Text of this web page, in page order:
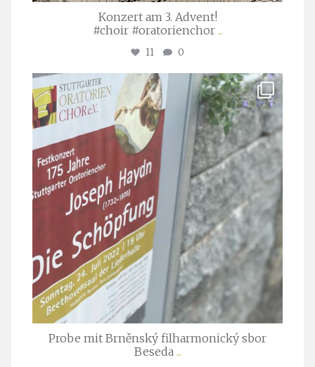
Konzert am 3. Advent!
#choir #oratorienchor ...
11 0
stuttgarter_oratorienchor
Juli 23
Probe mit Brněnský filharmonický sbor
Beseda ...